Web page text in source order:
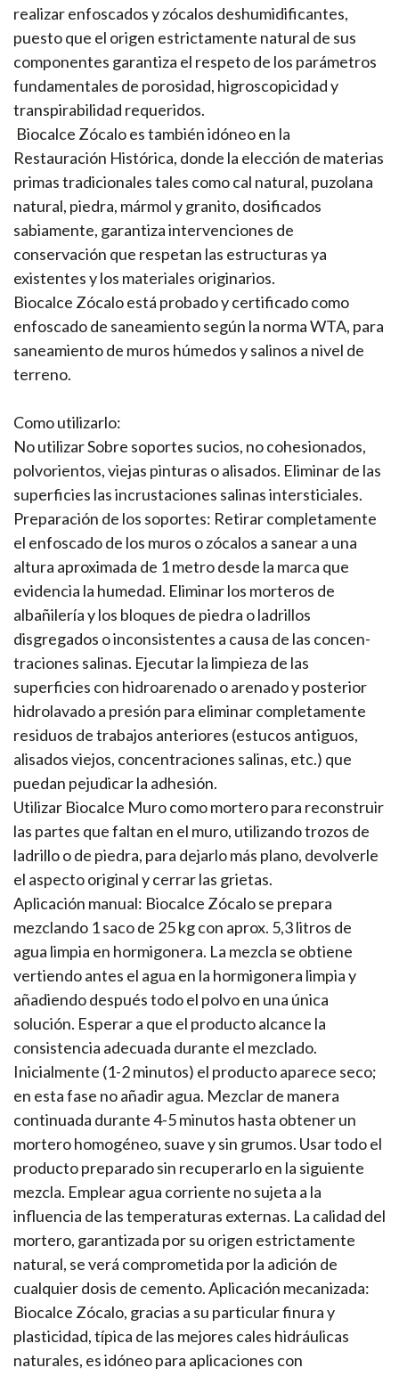
realizar enfoscados y zócalos deshumidificantes,
puesto que el origen estrictamente natural de sus
componentes garantiza el respeto de los parámetros
fundamentales de porosidad, higroscopicidad y
transpirabilidad requeridos.
Biocalce Zócalo es también idóneo en la
Restauración Histórica, donde la elección de materias
primas tradicionales tales como cal natural, puzolana
natural, piedra, mármol y granito, dosificados
sabiamente, garantiza intervenciones de
conservación que respetan las estructuras ya
existentes y los materiales originarios.
Biocalce Zócalo está probado y certificado como
enfoscado de saneamiento según la norma WTA, para
saneamiento de muros húmedos y salinos a nivel de
terreno.
Como utilizarlo:
No utilizar Sobre soportes sucios, no cohesionados,
polvorientos, viejas pinturas o alisados. Eliminar de las
superficies las incrustaciones salinas intersticiales.
Preparación de los soportes: Retirar completamente
el enfoscado de los muros o zócalos a sanear a una
altura aproximada de 1 metro desde la marca que
evidencia la humedad. Eliminar los morteros de
albañilería y los bloques de piedra o ladrillos
disgregados o inconsistentes a causa de las concen-
traciones salinas. Ejecutar la limpieza de las
superficies con hidroarenado o arenado y posterior
hidrolavado a presión para eliminar completamente
residuos de trabajos anteriores (estucos antiguos,
alisados viejos, concentraciones salinas, etc.) que
puedan pejudicar la adhesión.
Utilizar Biocalce Muro como mortero para reconstruir
las partes que faltan en el muro, utilizando trozos de
ladrillo o de piedra, para dejarlo más plano, devolverle
el aspecto original y cerrar las grietas.
Aplicación manual: Biocalce Zócalo se prepara
mezclando 1 saco de 25 kg con aprox. 5,3 litros de
agua limpia en hormigonera. La mezcla se obtiene
vertiendo antes el agua en la hormigonera limpia y
añadiendo después todo el polvo en una única
solución. Esperar a que el producto alcance la
consistencia adecuada durante el mezclado.
Inicialmente (1-2 minutos) el producto aparece seco;
en esta fase no añadir agua. Mezclar de manera
continuada durante 4-5 minutos hasta obtener un
mortero homogéneo, suave y sin grumos. Usar todo el
producto preparado sin recuperarlo en la siguiente
mezcla. Emplear agua corriente no sujeta a la
influencia de las temperaturas externas. La calidad del
mortero, garantizada por su origen estrictamente
natural, se verá comprometida por la adición de
cualquier dosis de cemento. Aplicación mecanizada:
Biocalce Zócalo, gracias a su particular finura y
plasticidad, típica de las mejores cales hidráulicas
naturales, es idóneo para aplicaciones con